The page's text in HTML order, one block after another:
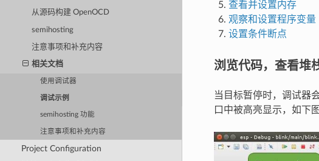
从源码构建 OpenOCD
semihosting
注意事项和补充内容
相关文档
使用调试器
调试示例
semihosting 功能
注意事项和补充内容
Project Configuration
查看并设置内存
观察和设置程序变量
设置条件断点
浏览代码，查看堆
当目标暂停时，调试器
口中被高亮显示，如下